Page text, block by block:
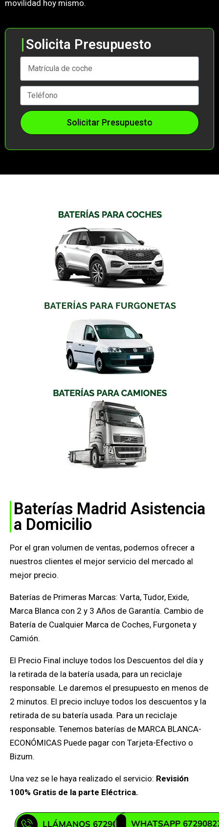
Solicita Presupuesto
Solicitar Presupuesto
movilidad hoy mismo.
Baterías Madrid Asistencia
a Domicilio
Por el gran volumen de ventas, podemos ofrecer a
nuestros clientes el mejor servicio del mercado al
mejor precio.
Baterías de Primeras Marcas: Varta, Tudor, Exide,
Marca Blanca con 2 y 3 Años de Garantía. Cambio de
Batería de Cualquier Marca de Coches, Furgoneta y
Camión.
El Precio Final incluye todos los Descuentos del día y
la retirada de la batería usada, para un reciclaje
responsable. Le daremos el presupuesto en menos de
2 minutos. El precio incluye todos los descuentos y la
retirada de su batería usada. Para un reciclaje
responsable. Tenemos baterías de MARCA BLANCA-
ECONÓMICAS Puede pagar con Tarjeta-Efectivo o
Bizum.
Una vez se le haya realizado el servicio: Revisión
100% Gratis de la parte Eléctrica.
LLÁMANOS 672908271WHATSAPP